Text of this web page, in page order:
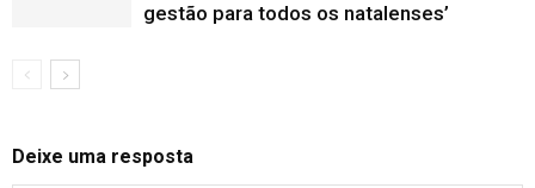
gestão para todos os natalenses’
Deixe uma resposta